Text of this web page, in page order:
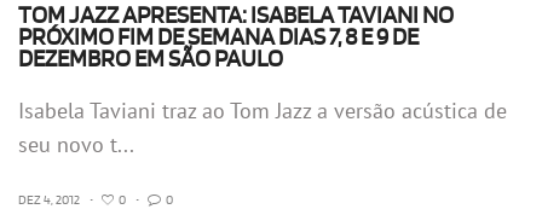
TOM JAZZ APRESENTA: ISABELA TAVIANI NO
PRÓXIMO FIM DE SEMANA DIAS 7, 8 E 9 DE
DEZEMBRO EM SÃO PAULO
Isabela Taviani traz ao Tom Jazz a versão acústica de
seu novo t...
DEZ 4, 2012 • 0 • 0